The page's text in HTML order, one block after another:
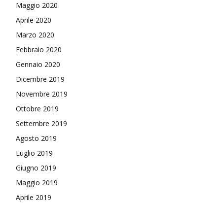
Maggio 2020
Aprile 2020
Marzo 2020
Febbraio 2020
Gennaio 2020
Dicembre 2019
Novembre 2019
Ottobre 2019
Settembre 2019
Agosto 2019
Luglio 2019
Giugno 2019
Maggio 2019
Aprile 2019